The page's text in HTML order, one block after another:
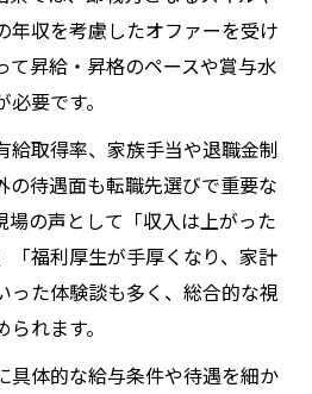
年収を考慮したオファーを受け
て昇給・昇格のペースや賞与水
要です。
給取得率、家族手当や退職金制
の待遇面も転職先選びで重要な
場の声として「収入は上がった
「福利厚生が手厚くなり、家計
った体験談も多く、総合的な視
れます。
具体的な給与条件や待遇を細か